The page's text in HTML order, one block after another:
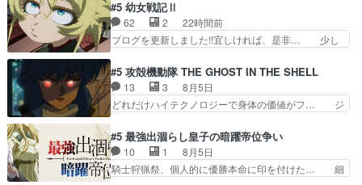
構エグいことするよな… ねぇ猫耳ガール、敵の根
城に乗り込む事を同… 世もや替えが利くと復活P
とは？！もう来週…
んじゃないですか。魔物の群を発見した… アマプ
ラにて視聴終わり！サーベルボア討伐… を言い訳
にしたくないものですねwボア狩り… 先生として
のベリルが好きだけど、今回みた… 4人だけでサ
ーベルボアが暴れてると聞い… ちょっと年齢の事
を言いすぎとゆーか言い訳… ベリルの母もやはり
只者じゃなかったかベリ…
#5 幼女戦記Ⅱ
62 2
22時間前
ブログを更新しました!!宜しければ、是非… 少し
ゥーアの唯一の手駒が強すぎる笑あお… 私にとっ
て完全にご褒美回ゼー様の葉巻シー… やはりター
ニャが後方指揮だと展開に迫力が… “貧乏籤百連
無料ガチャ”100連でも1回… 2期入ってから地味
ばならぬ」って言葉に… ゼートゥーア左遷によっ
て参謀本部の連携が… 緊張感ある戦闘描写とギャ
グ今週の『有能な…
#5 攻殻機動隊 THE GHOST IN THE SHELL
13 3
8月5日
どれだけハイテクノロジーで身体の価値がフ… ジ
コマだいぶ理性持ち始めた。この世界の… 原作読
んだのもう何年も前なのに、覚えてる… コイルの
汚職を突き止めるべくバトーの指導… やまとん1
号はどこの部分で使うのだろう？… 日本とロシア
#5 最強出涸らし皇子の暗躍帝位争い
10 1
8月5日
騎士狩猟祭、個人的に優勝本命に印を付けた… 細